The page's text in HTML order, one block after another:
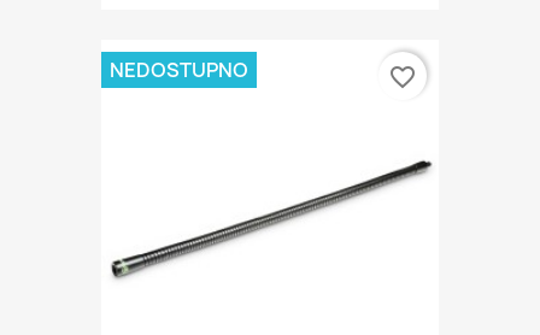
NEDOSTUPNO favorite_border